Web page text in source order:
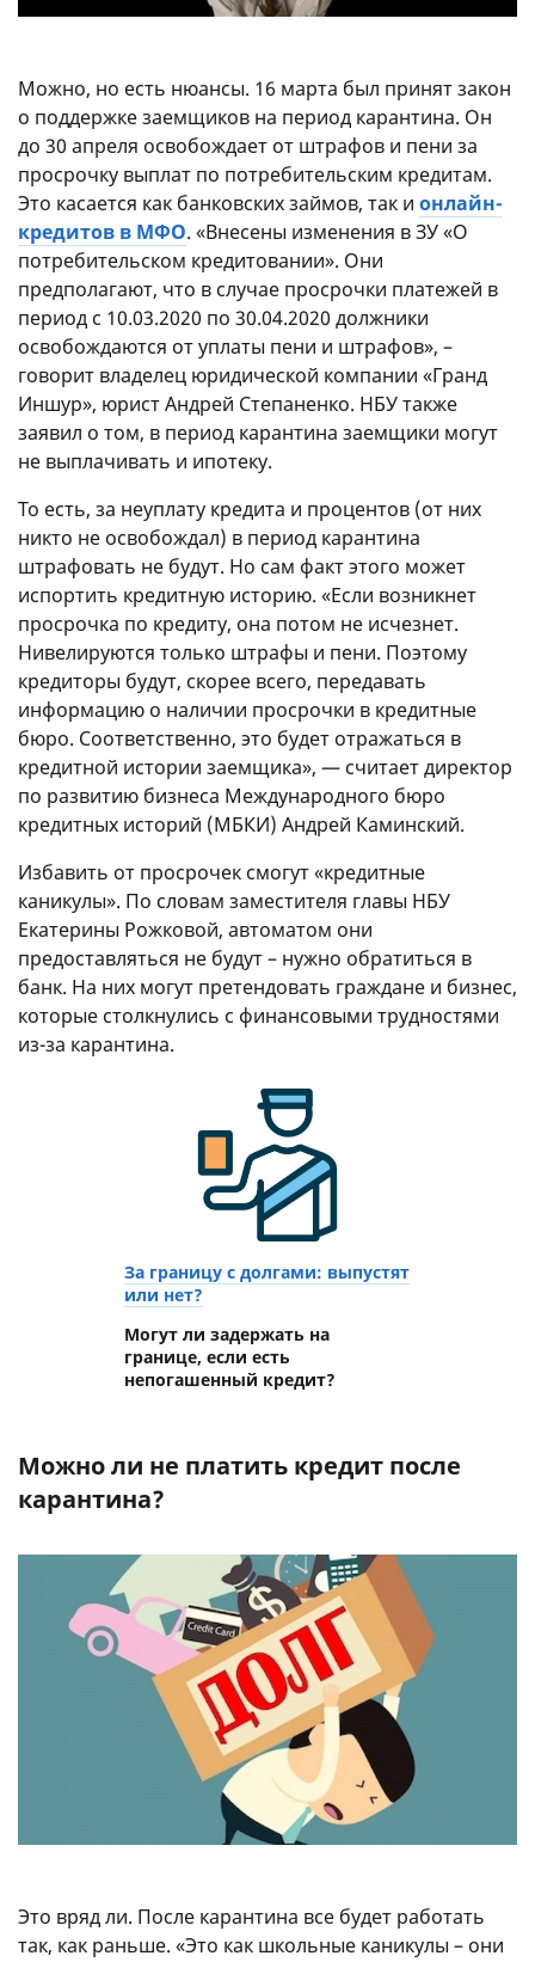
Можно, но есть нюансы. 16 марта был принят закон
о поддержке заемщиков на период карантина. Он
до 30 апреля освобождает от штрафов и пени за
просрочку выплат по потребительским кредитам.
Это касается как банковских займов, так и онлайн-
кредитов в МФО. «Внесены изменения в ЗУ «О
потребительском кредитовании». Они
предполагают, что в случае просрочки платежей в
период с 10.03.2020 по 30.04.2020 должники
освобождаются от уплаты пени и штрафов», –
говорит владелец юридической компании «Гранд
Иншур», юрист Андрей Степаненко. НБУ также
заявил о том, в период карантина заемщики могут
не выплачивать и ипотеку.
То есть, за неуплату кредита и процентов (от них
никто не освобождал) в период карантина
штрафовать не будут. Но сам факт этого может
испортить кредитную историю. «Если возникнет
просрочка по кредиту, она потом не исчезнет.
Нивелируются только штрафы и пени. Поэтому
кредиторы будут, скорее всего, передавать
информацию о наличии просрочки в кредитные
бюро. Соответственно, это будет отражаться в
кредитной истории заемщика», — считает директор
по развитию бизнеса Международного бюро
кредитных историй (МБКИ) Андрей Каминский.
Избавить от просрочек смогут «кредитные
каникулы». По словам заместителя главы НБУ
Екатерины Рожковой, автоматом они
предоставляться не будут – нужно обратиться в
банк. На них могут претендовать граждане и бизнес,
которые столкнулись с финансовыми трудностями
из-за карантина.
За границу с долгами: выпустят
или нет?
Могут ли задержать на
границе, если есть
непогашенный кредит?
Можно ли не платить кредит после
карантина?
Это вряд ли. После карантина все будет работать
так, как раньше. «Это как школьные каникулы – они